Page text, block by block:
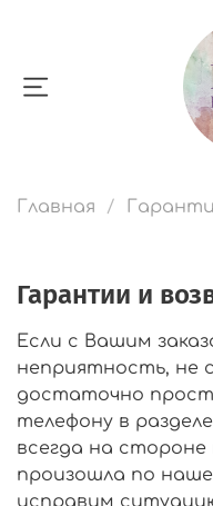
Главная
Гарантии и
Если с Вашим
неприятность, не
достаточно
телефону в
всегда на
произошла по